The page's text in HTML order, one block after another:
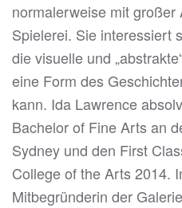
normalerweise mit großer
Spielerei. Sie interessiert
die visuelle und
eine Form des
kann. Ida Lawrence
Bachelor of Fine Arts an
Sydney und den First
College of the Arts 2014.
Mitbegründerin der